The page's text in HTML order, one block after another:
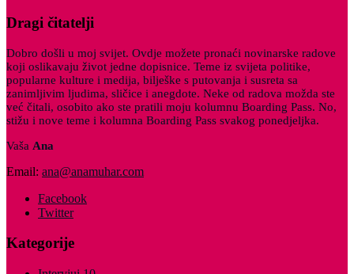
Dragi čitatelji
Dobro došli u moj svijet. Ovdje možete pronaći novinarske radove
koji oslikavaju život jedne dopisnice. Teme iz svijeta politike,
popularne kulture i medija, bilješke s putovanja i susreta sa
zanimljivim ljudima, sličice i anegdote. Neke od radova možda ste
već čitali, osobito ako ste pratili moju kolumnu Boarding Pass. No,
stižu i nove teme i kolumna Boarding Pass svakog ponedjeljka.
Vaša Ana
Email: ana@anamuhar.com
Facebook
Twitter
Kategorije